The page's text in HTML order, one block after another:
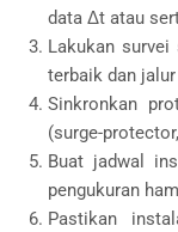
data Δt atau
Lakukan
terbaik dan
Sinkronkan
(surge-
Buat jadwal
pengukuran
Pastikan